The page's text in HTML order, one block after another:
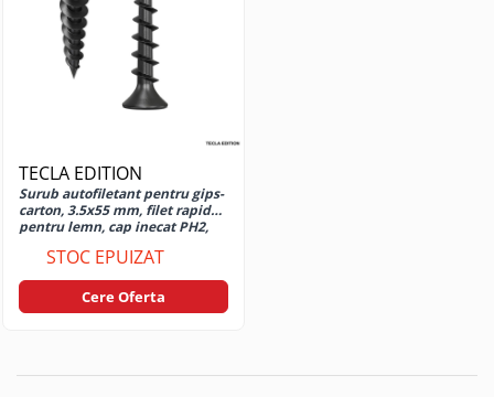
Huse si protectii pentru Motorola
Moto G56
Huse si protectii pentru Motorola
Moto G57 5G Power
Huse si protectii pentru Motorola
Moto G67
Huse si protectii pentru Motorola
Huse si protectii pentru Motorola
Moto G7 Power
Huse si protectii pentru Motorola
TECLA EDITION
Surub autofiletant pentru gips-
carton, 3.5x55 mm, filet rapid
pentru lemn, cap inecat PH2,
STOC EPUIZAT
Cere Oferta